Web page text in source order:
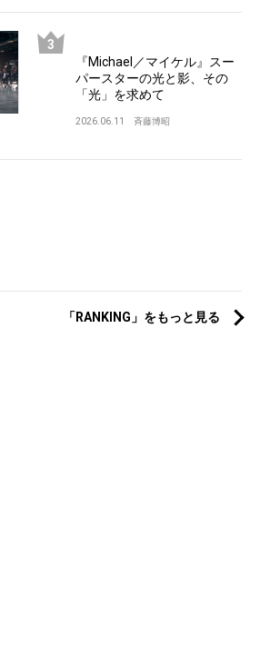
『Michael／マイケル』スー
パースターの光と影、その
「光」を求めて
2026.06.11 斉藤博昭
「RANKING」をもっと見る